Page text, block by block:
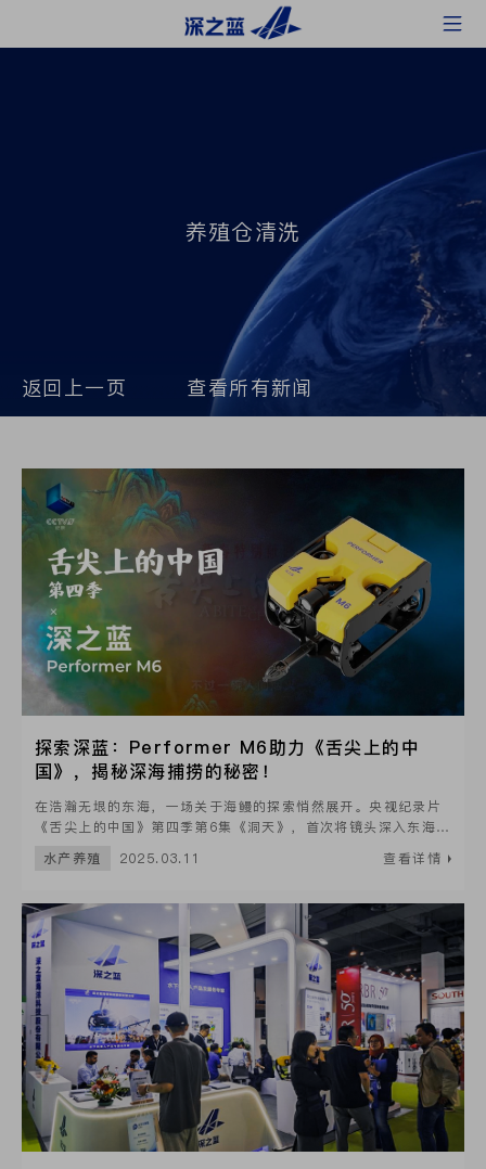
养殖仓清洗
返回上一页 查看所有新闻
探索深蓝：Performer M6助力《舌尖上的中
国》，揭秘深海捕捞的秘密！
在浩瀚无垠的东海，一场关于海鳗的探索悄然展开。央视纪录片
《舌尖上的中国》第四季第6集《洞天》，首次将镜头深入东海渔
场，揭秘古老而高效的延绳钓捕鱼方式。而这次水下拍摄的关键
助手，正是深之蓝Performer M6水下机器人。
水产养殖 2025.03.11 查看详情